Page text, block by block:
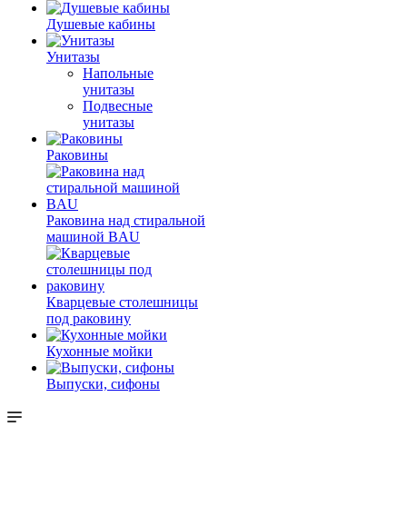
Душевые кабины
Унитазы
Напольные
унитазы
Подвесные
унитазы
Раковины
Раковина над стиральной
машиной BAU
Кварцевые столешницы
под раковину
Кухонные мойки
Выпуски, сифоны